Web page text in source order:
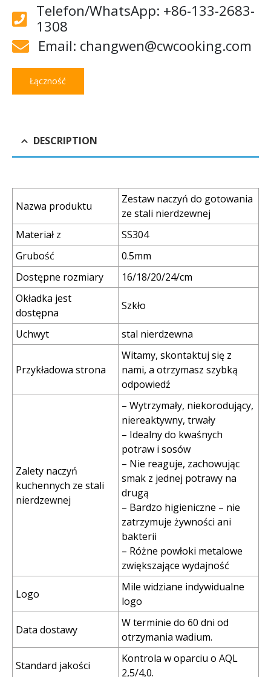
Telefon/WhatsApp: +86-133-2683-
1308
Email: changwen@cwcooking.com
Łączność
DESCRIPTION
Nazwa produktu
Zestaw naczyń do gotowania
ze stali nierdzewnej
Materiał z
SS304
Grubość
0.5mm
Dostępne rozmiary
16/18/20/24/cm
Okładka jest
dostępna
Szkło
Uchwyt stal nierdzewna
Przykładowa strona
Witamy, skontaktuj się z
nami, a otrzymasz szybką
odpowiedź
Zalety naczyń
kuchennych ze stali
nierdzewnej
– Wytrzymały, niekorodujący,
niereaktywny, trwały
– Idealny do kwaśnych
potraw i sosów
– Nie reaguje, zachowując
smak z jednej potrawy na
drugą
– Bardzo higieniczne – nie
zatrzymuje żywności ani
bakterii
– Różne powłoki metalowe
zwiększające wydajność
Logo
Mile widziane indywidualne
logo
Data dostawy
W terminie do 60 dni od
otrzymania wadium.
Standard jakości
Kontrola w oparciu o AQL
2,5/4,0.